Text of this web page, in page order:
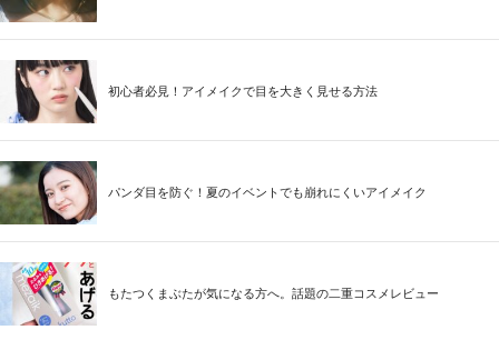
初心者必見！アイメイクで目を大きく見せる方法
パンダ目を防ぐ！夏のイベントでも崩れにくいアイメイク
もたつくまぶたが気になる方へ。話題の二重コスメレビュー